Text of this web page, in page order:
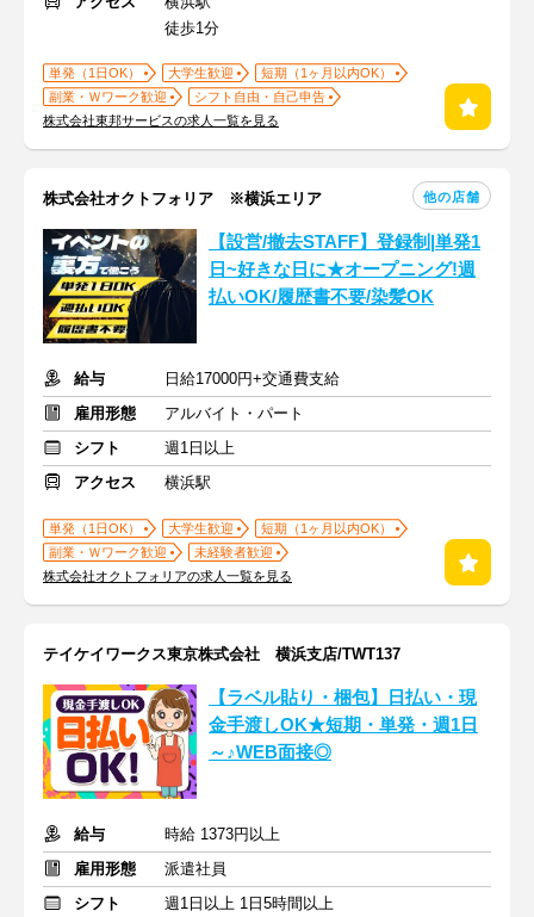
徒歩1分
単発（1日OK） 大学生歓迎
短期（1ヶ月以内OK）
副業・Ｗワーク歓迎
シフト自由・自己申告
株式会社東邦サービスの求人一覧を見る
株式会社オクトフォリア ※横浜エリア 他の店舗
【設営/撤去STAFF】登録制|単発1
日~好きな日に★オープニング!週
払いOK/履歴書不要/染髪OK
給与
日給17000円+交通費支給
雇用形態
アルバイト・パート
シフト
週1日以上
アクセス
横浜駅
単発（1日OK） 大学生歓迎
短期（1ヶ月以内OK）
副業・Ｗワーク歓迎
未経験者歓迎
株式会社オクトフォリアの求人一覧を見る
テイケイワークス東京株式会社 横浜支店/TWT137
【ラベル貼り・梱包】日払い・現
金手渡しOK★短期・単発・週1日
～♪WEB面接◎
給与
時給 1373円以上
雇用形態
派遣社員
シフト
週1日以上 1日5時間以上